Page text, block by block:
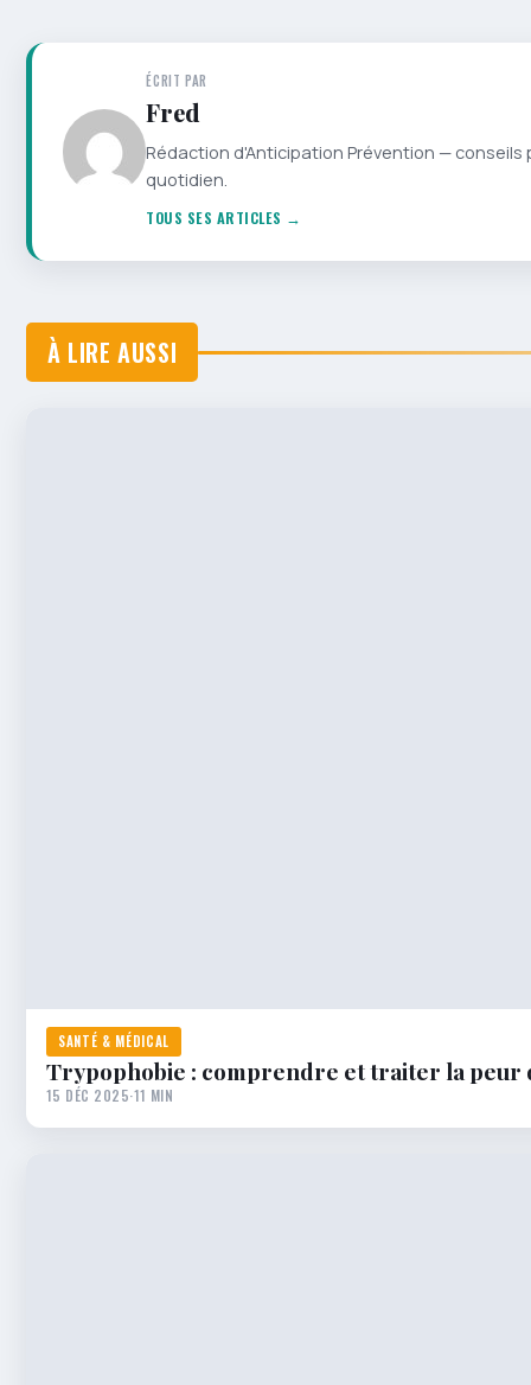
ÉCRIT PAR
Fred
Rédaction d'Anticipation Prévention —
quotidien.
TOUS SES ARTICLES →
À LIRE AUSSI
SANTÉ & MÉDICAL
Trypophobie : comprendre et traiter la peur
15 DÉC 2025·11 MIN